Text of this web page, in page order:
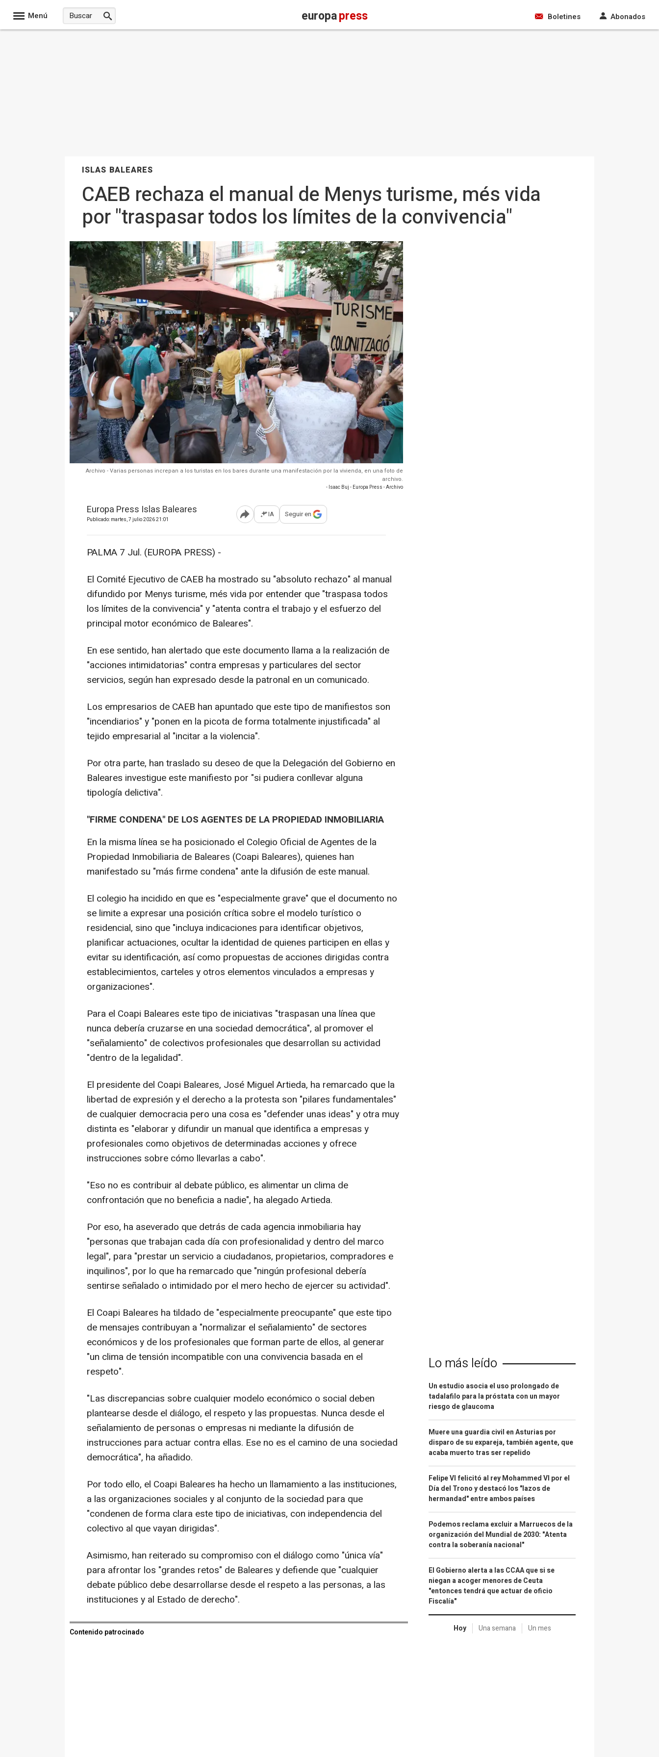
Menú europapress Boletines Abonados
ISLAS BALEARES
CAEB rechaza el manual de Menys turisme, més vida
por "traspasar todos los límites de la convivencia"
Archivo - Varias personas increpan a los turistas en los bares durante una manifestación por la vivienda, en una foto de
archivo.
- Isaac Buj - Europa Press - Archivo
Europa Press Islas Baleares
Publicado: martes, 7 julio 2026 21:01 Abrir opciones para compartir
IA Seguir en
PALMA 7 Jul. (EUROPA PRESS) -
El Comité Ejecutivo de CAEB ha mostrado su "absoluto rechazo" al manual
difundido por Menys turisme, més vida por entender que "traspasa todos
los límites de la convivencia" y "atenta contra el trabajo y el esfuerzo del
principal motor económico de Baleares".
En ese sentido, han alertado que este documento llama a la realización de
"acciones intimidatorias" contra empresas y particulares del sector
servicios, según han expresado desde la patronal en un comunicado.
Los empresarios de CAEB han apuntado que este tipo de manifiestos son
"incendiarios" y "ponen en la picota de forma totalmente injustificada" al
tejido empresarial al "incitar a la violencia".
Por otra parte, han traslado su deseo de que la Delegación del Gobierno en
Baleares investigue este manifiesto por "si pudiera conllevar alguna
tipología delictiva".
"FIRME CONDENA" DE LOS AGENTES DE LA PROPIEDAD INMOBILIARIA
En la misma línea se ha posicionado el Colegio Oficial de Agentes de la
Propiedad Inmobiliaria de Baleares (Coapi Baleares), quienes han
manifestado su "más firme condena" ante la difusión de este manual.
El colegio ha incidido en que es "especialmente grave" que el documento no
se limite a expresar una posición crítica sobre el modelo turístico o
residencial, sino que "incluya indicaciones para identificar objetivos,
planificar actuaciones, ocultar la identidad de quienes participen en ellas y
evitar su identificación, así como propuestas de acciones dirigidas contra
establecimientos, carteles y otros elementos vinculados a empresas y
organizaciones".
Para el Coapi Baleares este tipo de iniciativas "traspasan una línea que
nunca debería cruzarse en una sociedad democrática", al promover el
"señalamiento" de colectivos profesionales que desarrollan su actividad
"dentro de la legalidad".
El presidente del Coapi Baleares, José Miguel Artieda, ha remarcado que la
libertad de expresión y el derecho a la protesta son "pilares fundamentales"
de cualquier democracia pero una cosa es "defender unas ideas" y otra muy
distinta es "elaborar y difundir un manual que identifica a empresas y
profesionales como objetivos de determinadas acciones y ofrece
instrucciones sobre cómo llevarlas a cabo".
"Eso no es contribuir al debate público, es alimentar un clima de
confrontación que no beneficia a nadie", ha alegado Artieda.
Por eso, ha aseverado que detrás de cada agencia inmobiliaria hay
"personas que trabajan cada día con profesionalidad y dentro del marco
legal", para "prestar un servicio a ciudadanos, propietarios, compradores e
inquilinos", por lo que ha remarcado que "ningún profesional debería
sentirse señalado o intimidado por el mero hecho de ejercer su actividad".
El Coapi Baleares ha tildado de "especialmente preocupante" que este tipo
de mensajes contribuyan a "normalizar el señalamiento" de sectores
económicos y de los profesionales que forman parte de ellos, al generar
"un clima de tensión incompatible con una convivencia basada en el
respeto".
"Las discrepancias sobre cualquier modelo económico o social deben
plantearse desde el diálogo, el respeto y las propuestas. Nunca desde el
señalamiento de personas o empresas ni mediante la difusión de
instrucciones para actuar contra ellas. Ese no es el camino de una sociedad
democrática", ha añadido.
Por todo ello, el Coapi Baleares ha hecho un llamamiento a las instituciones,
a las organizaciones sociales y al conjunto de la sociedad para que
"condenen de forma clara este tipo de iniciativas, con independencia del
colectivo al que vayan dirigidas".
Asimismo, han reiterado su compromiso con el diálogo como "única vía"
para afrontar los "grandes retos" de Baleares y defiende que "cualquier
debate público debe desarrollarse desde el respeto a las personas, a las
instituciones y al Estado de derecho".
Contenido patrocinado
Lo más leído
Un estudio asocia el uso prolongado de
tadalafilo para la próstata con un mayor
riesgo de glaucoma
Muere una guardia civil en Asturias por
disparo de su expareja, también agente, que
acaba muerto tras ser repelido
Felipe VI felicitó al rey Mohammed VI por el
Día del Trono y destacó los "lazos de
hermandad" entre ambos países
Podemos reclama excluir a Marruecos de la
organización del Mundial de 2030: "Atenta
contra la soberanía nacional"
El Gobierno alerta a las CCAA que si se
niegan a acoger menores de Ceuta
"entonces tendrá que actuar de oficio
Fiscalía"
Hoy Una semana Un mes